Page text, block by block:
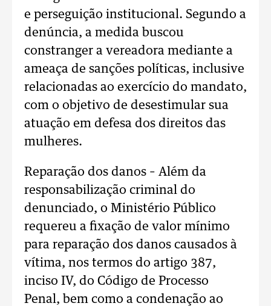
e perseguição institucional. Segundo a
denúncia, a medida buscou
constranger a vereadora mediante a
ameaça de sanções políticas, inclusive
relacionadas ao exercício do mandato,
com o objetivo de desestimular sua
atuação em defesa dos direitos das
mulheres.
Reparação dos danos – Além da
responsabilização criminal do
denunciado, o Ministério Público
requereu a fixação de valor mínimo
para reparação dos danos causados à
vítima, nos termos do artigo 387,
inciso IV, do Código de Processo
Penal, bem como a condenação ao